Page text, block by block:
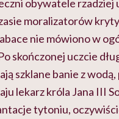
obywatele rzadziej
moralizatorów
nie mówiono w
skończonej uczcie
szklane banie zwodą,
lekarz króla Jana III
tytoniu,